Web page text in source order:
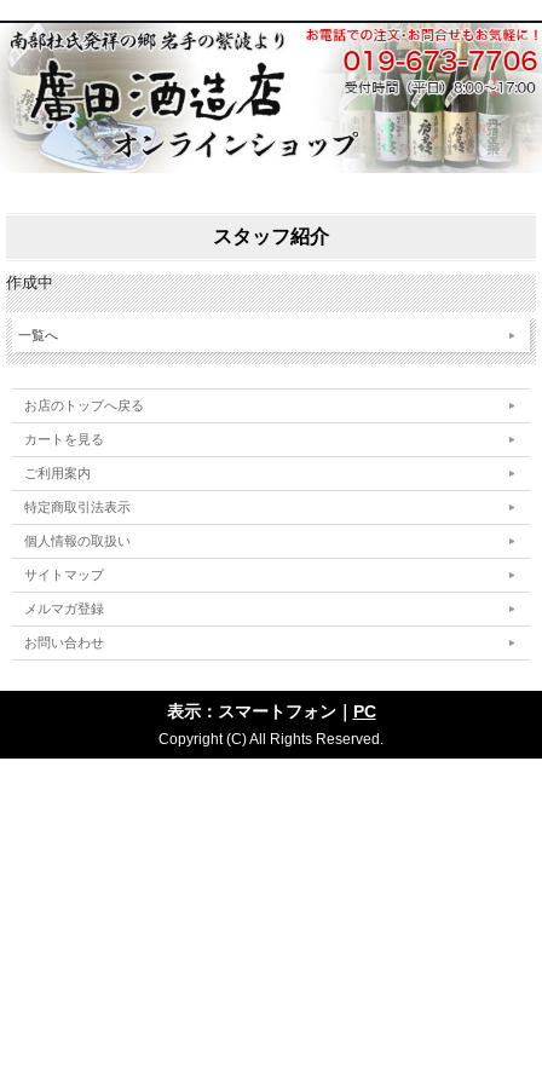
スタッフ紹介
作成中
一覧へ
お店のトップへ戻る
カートを見る
ご利用案内
特定商取引法表示
個人情報の取扱い
サイトマップ
メルマガ登録
お問い合わせ
表示：スマートフォン｜ PC
Copyright (C) All Rights Reserved.